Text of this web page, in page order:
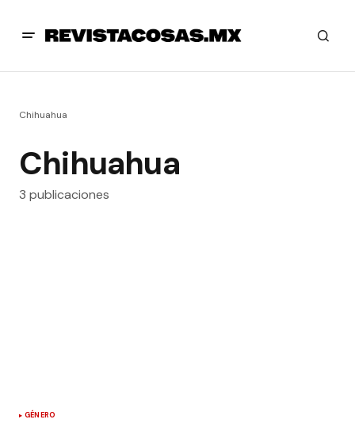
Chihuahua
Chihuahua
3 publicaciones
GÉNERO